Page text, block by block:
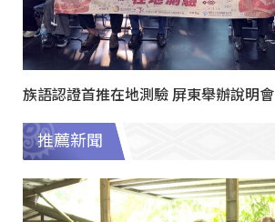
族語認證首推在地測驗 屏東舉辦說明會
推薦新聞